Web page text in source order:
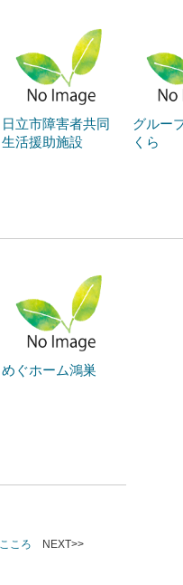
日立市障害者共同
生活援助施設
グルー
くら
めぐホーム鴻巣
ころ NEXT>>